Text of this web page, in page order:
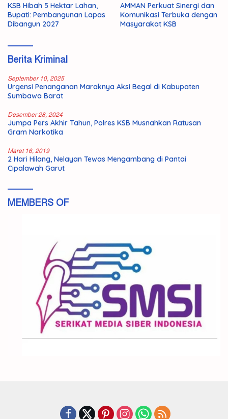
AMMAN Perkuat Sinergi dan
Komunikasi Terbuka dengan
Masyarakat KSB
Pemuda 19 Tahun di Taliwang
Ditemukan Tewas, Polisi
Selidiki Dugaan Bunuh Diri
Berita Kriminal
September 10, 2025
Urgensi Penanganan Maraknya Aksi Begal di Kabupaten
Sumbawa Barat
Desember 28, 2024
Jumpa Pers Akhir Tahun, Polres KSB Musnahkan Ratusan
Gram Narkotika
Maret 16, 2019
2 Hari Hilang, Nelayan Tewas Mengambang di Pantai
Cipalawah Garut
MEMBERS OF